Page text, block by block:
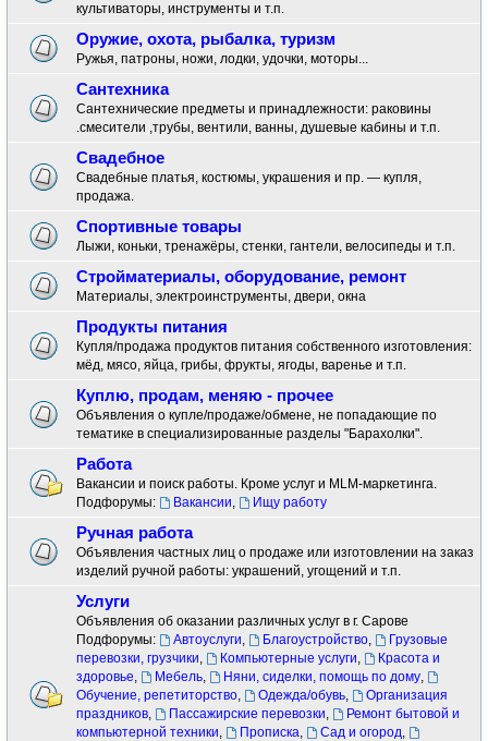
культиваторы, инструменты и т.п.
Оружие, охота, рыбалка, туризм
Ружья, патроны, ножи, лодки, удочки, моторы...
Сантехника
Сантехнические предметы и принадлежности: раковины
.смесители ,трубы, вентили, ванны, душевые кабины и т.п.
Свадебное
Свадебные платья, костюмы, украшения и пр. — купля,
продажа.
Спортивные товары
Лыжи, коньки, тренажёры, стенки, гантели, велосипеды и т.п.
Стройматериалы, оборудование, ремонт
Материалы, электроинструменты, двери, окна
Продукты питания
Купля/продажа продуктов питания собственного изготовления:
мёд, мясо, яйца, грибы, фрукты, ягоды, варенье и т.п.
Куплю, продам, меняю - прочее
Объявления о купле/продаже/обмене, не попадающие по
тематике в специализированные разделы "Барахолки".
Работа
Вакансии и поиск работы. Кроме услуг и MLM-маркетинга.
Подфорумы:
Вакансии, Ищу работу
Ручная работа
Объявления частных лиц о продаже или изготовлении на заказ
изделий ручной работы: украшений, угощений и т.п.
Услуги
Объявления об оказании различных услуг в г. Сарове
Подфорумы:
Автоуслуги, Благоустройство,
Грузовые
перевозки, грузчики, Компьютерные услуги,
Красота и
здоровье, Мебель, Няни, сиделки, помощь по дому,
Обучение, репетиторство, Одежда/обувь,
Организация
праздников, Пассажирские перевозки,
Ремонт бытовой и
компьютерной техники, Прописка, Сад и огород,